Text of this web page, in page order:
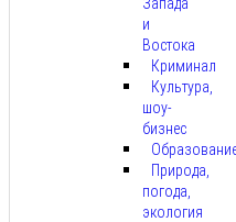
и
Востока
Криминал
Культура,
шоу-
бизнес
Природа,
погода,
экология